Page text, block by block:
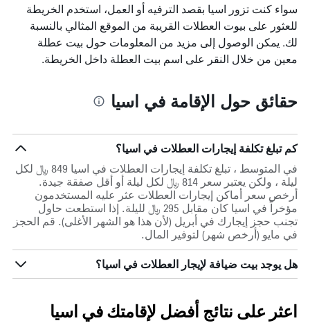
سواء كنت تزور اسيا بقصد الترفيه أو العمل، استخدم الخريطة
للعثور على بيوت العطلات القريبة من الموقع المثالي بالنسبة
لك. يمكن الوصول إلى مزيد من المعلومات حول بيت عطلة
معين من خلال النقر على اسم بيت العطلة داخل الخريطة.
حقائق حول الإقامة في اسيا
كم تبلغ تكلفة إيجارات العطلات في اسيا؟
في المتوسط ، تبلغ تكلفة إيجارات العطلات في اسيا 849 ﷼ لكل
ليلة ، ولكن يعتبر سعر 814 ﷼ لكل ليلة أو أقل صفقة جيدة.
أرخص سعر أماكن إيجارات العطلات عثر عليه المستخدمون
مؤخراً في اسيا كان مقابل 295 ﷼ لليلة. إذا استطعت حاول
تجنب حجز إيجارك في أبريل (لأن هذا هو الشهر الأغلى). قم الحجز
في مايو (أرخص شهر) لتوفير المال.
هل يوجد بيت ضيافة لإيجار العطلات في اسيا؟
اعثر على نتائج أفضل لإقامتك في اسيا